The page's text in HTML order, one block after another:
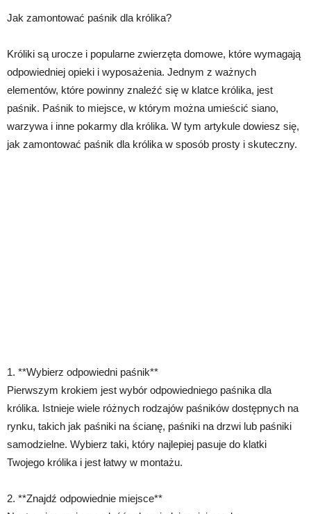
Jak zamontować paśnik dla królika?
Króliki są urocze i popularne zwierzęta domowe, które wymagają
odpowiedniej opieki i wyposażenia. Jednym z ważnych
elementów, które powinny znaleźć się w klatce królika, jest
paśnik. Paśnik to miejsce, w którym można umieścić siano,
warzywa i inne pokarmy dla królika. W tym artykule dowiesz się,
jak zamontować paśnik dla królika w sposób prosty i skuteczny.
1. **Wybierz odpowiedni paśnik**
Pierwszym krokiem jest wybór odpowiedniego paśnika dla
królika. Istnieje wiele różnych rodzajów paśników dostępnych na
rynku, takich jak paśniki na ścianę, paśniki na drzwi lub paśniki
samodzielne. Wybierz taki, który najlepiej pasuje do klatki
Twojego królika i jest łatwy w montażu.
2. **Znajdź odpowiednie miejsce**